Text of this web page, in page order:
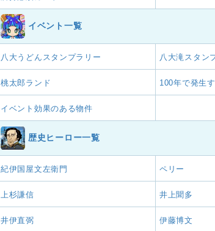
イベント一覧
八大うどんスタンプラリー 八大滝スタン
桃太郎ランド 100年で発生
イベント効果のある物件
歴史ヒーロー一覧
紀伊国屋文左衛門 ペリー
上杉謙信 井上聞多
井伊直弼 伊藤博文